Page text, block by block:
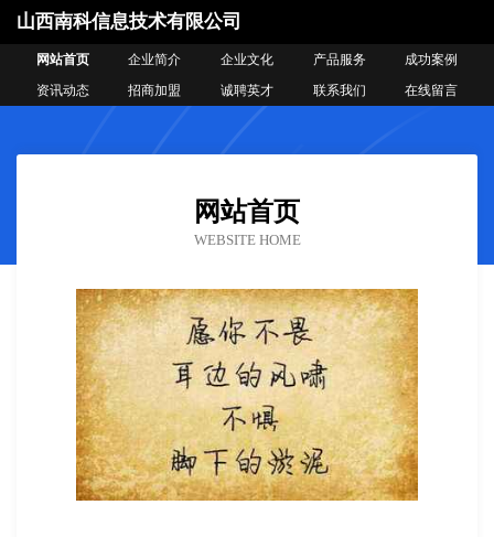
山西南科信息技术有限公司
网站首页 企业简介 企业文化 产品服务
成功案例
资讯动态
招商加盟 诚聘英才 联系我们 在线留言
网站首页
WEBSITE HOME